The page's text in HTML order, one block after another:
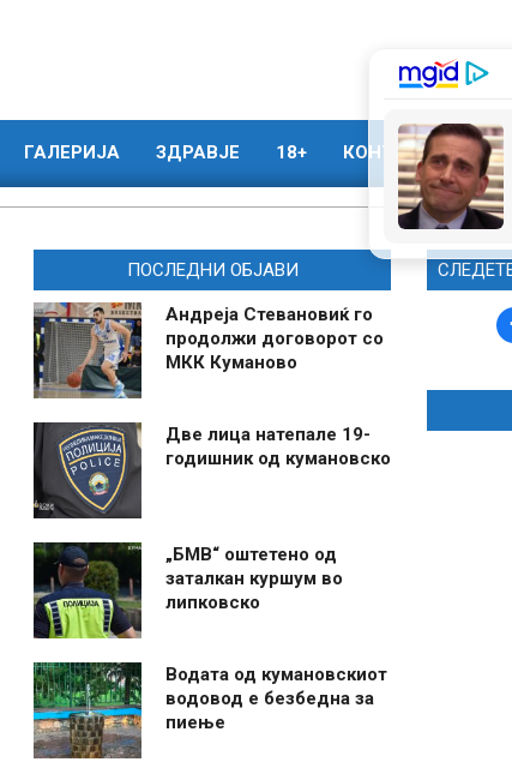
ГАЛЕРИЈА ЗДРАВЈЕ 18+ КОНТАКТ
ПОСЛЕДНИ ОБЈАВИ
Андреја Стевановиќ го
продолжи договорот со
МКК Куманово
Две лица натепале 19-
годишник од кумановско
„БМВ“ оштетено од
заталкан куршум во
липковско
Водата од кумановскиот
водовод е безбедна за
пиење